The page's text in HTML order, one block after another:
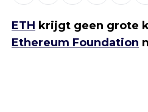
ETH krijgt geen grote
Ethereum Foundation